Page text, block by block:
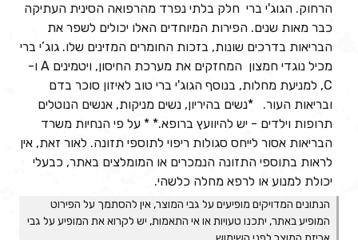
הרחוק. הגוג'י ברי חלק בלתי נפרד מהרפואה הסינית העתיקה
כבר מאות שנים. הפירות המיוחדים האלו יכולים לשפר את
הבריאות בדרכים שונות, בזכות החומרים המזינים שלו. גוג’י ברי
מכיל נוגדי חמצון המחזקים את מערכת החיסון, ויטמינים A ו-
C, למניעת מחלות, בנוסף הגוג'י ברי טוב לאיזון סוכר בדם
ובריאות העור. *נשים בהיריון, נשים מניקות, אנשים הנוטלים
תרופות וילדים - יש להיוועץ ברופא.* * על פי הנחיות משרד
הבריאות אסור לייחס סגולות ריפוי לתוספי תזונה. לאור זאת, אין
לראות בתוספי התזונה הנמכרים או המומלצים באתר, כבעלי
יכולת למנוע או לרפא מחלה כלשהי.
הנתונים המדויקים מופיעים על גבי המוצר, אין להסתמך על הפירוט
המופיע באתר, יתכנו טעויות או אי התאמות, יש לקרוא את המופיע על גבי